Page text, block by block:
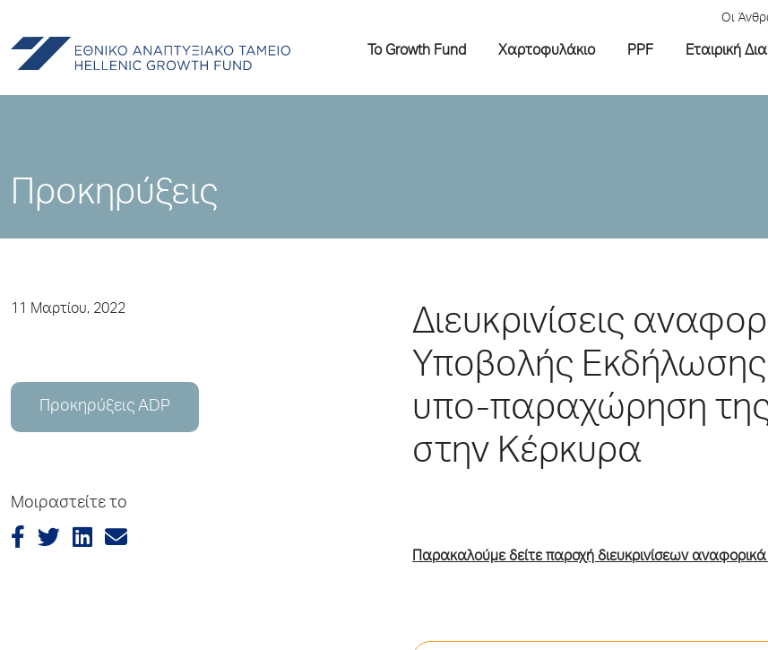
Οι
Το Growth Fund Χαρτοφυλάκιο PPF Εταιρική
Προκηρύξεις
11 Μαρτίου, 2022
Προκηρύξεις ADP
Μοιραστείτε το
Διευκρινίσεις
Υποβολής
υπο-παραχώρηση
στην Κέρκυρα
Παρακαλούμε δείτε παροχή διευκρινίσεων